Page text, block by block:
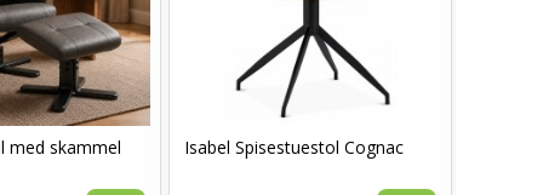
med skammel
Isabel Spisestuestol Cognac